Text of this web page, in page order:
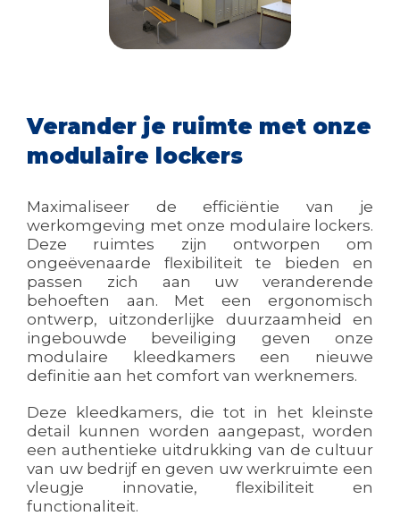
Verander je ruimte met onze
modulaire lockers
Maximaliseer de efficiëntie van je
werkomgeving met onze modulaire lockers.
Deze ruimtes zijn ontworpen om
ongeëvenaarde flexibiliteit te bieden en
passen zich aan uw veranderende
behoeften aan. Met een ergonomisch
ontwerp, uitzonderlijke duurzaamheid en
ingebouwde beveiliging geven onze
modulaire kleedkamers een nieuwe
definitie aan het comfort van werknemers.
Deze kleedkamers, die tot in het kleinste
detail kunnen worden aangepast, worden
een authentieke uitdrukking van de cultuur
van uw bedrijf en geven uw werkruimte een
vleugje innovatie, flexibiliteit en
functionaliteit.